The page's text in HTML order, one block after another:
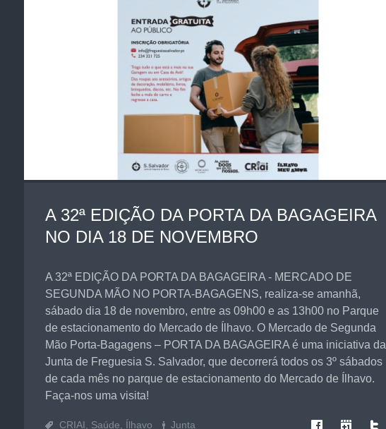
A 32ª EDIÇÃO DA PORTA DA BAGAGEIRA
NO DIA 18 DE NOVEMBRO
A 32ª EDIÇÃO DA PORTA DA BAGAGEIRA - MERCADO DE
SEGUNDA MÃO NO PORTA-BAGAGENS, realiza-se amanhã,
sábado dia 18 de novembro, entre as 09h00 e as 13h00 no Parque
de estacionamento do Mercado de Ílhavo. O Mercado de Segunda
Mão Porta-Bagagens – PORTA DA BAGAGEIRA é uma iniciativa da
Junta de Freguesia S. Salvador, que decorrerá todos os 3º sábados
de cada mês no parque de estacionamento do Mercado de Ílhavo.
Faça-nos uma visita!
CRIAI, Saúde, Ílhavo Junta